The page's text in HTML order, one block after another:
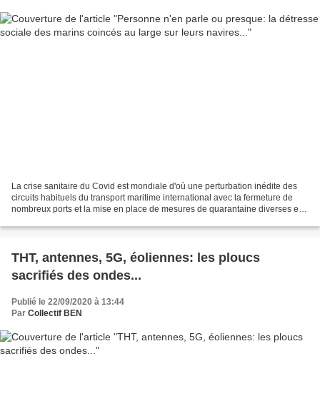
La crise sanitaire du Covid est mondiale d'où une perturbation inédite des
circuits habituels du transport maritime international avec la fermeture de
nombreux ports et la mise en place de mesures de quarantaine diverses et
THT, antennes, 5G, éoliennes: les ploucs
sacrifiés des ondes...
Publié le 22/09/2020 à 13:44
Par Collectif BEN